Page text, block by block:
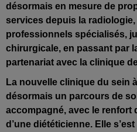
désormais en mesure de
services depuis la
professionnels spécialisés,
chirurgicale, en passant par
partenariat avec la clinique
La nouvelle clinique du sein
désormais un parcours de
accompagné, avec le renfort
d’une diététicienne. Elle